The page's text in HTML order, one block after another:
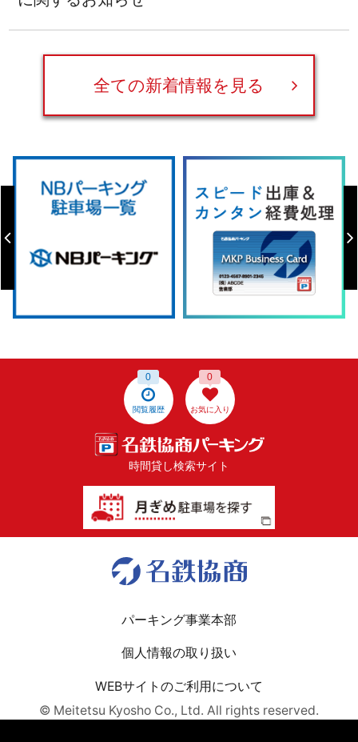
全ての新着情報を見る
閲覧履歴
0
お気に入り
0
時間貸し検索サイト
パーキング事業本部
個人情報の取り扱い
WEBサイトのご利用について
© Meitetsu Kyosho Co., Ltd. All rights reserved.